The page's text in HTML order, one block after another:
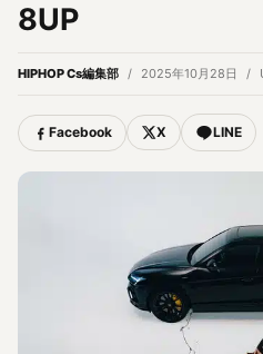
8UP
HIPHOP Cs編集部 2025年10月28日
Facebook X LINE